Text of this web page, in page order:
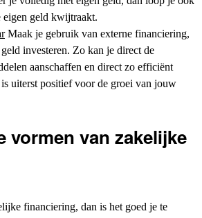
eigen geld kwijtraakt.
Maak je gebruik van externe financiering,
investeren. Zo kan je direct de
aanschaffen en direct zo efficiënt
uiterst positief voor de groei van jouw
vormen van zakelijke
financiering, dan is het goed je te